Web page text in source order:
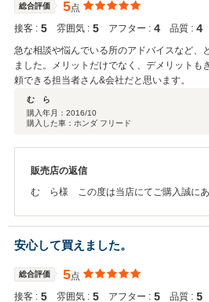
今回ご購入いただきましたのことはもち
ればなんでもご相談に乗らせていただき
ください。新潟のＭｉ様のカーライフを
一杯尽力致しますので、今後とも末永く
す。
総合評価 5点
接客 : 5 雰囲気 : 5 アフター : 4 品質 : 4
急な相談や悩んでいる所のアドバイスなど、
ました。メリットだけでなく、デメリットも
頼できる担当者さん&会社だと思います。
む ら
購入年月： 2016/10
購入した車：ホンダ フリード
販売店の返信
む ら様 この度は当店にてご購入誠にあ
車です。お子様とのお出かけに大活躍さ
たくさんお出かけして、たくさん楽しい
またお近くへ来られた際はいつでもお立
を一杯一杯可愛がってあげてください。
願い致します。
安心して買えました。
総合評価 5点
接客 : 5 雰囲気 : 5 アフター : 5 品質 : 5